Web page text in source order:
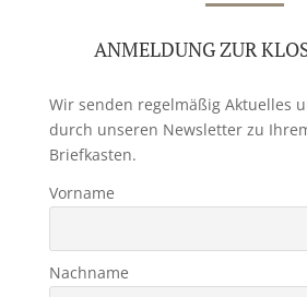
ANMELDUNG ZUR
Wir senden regelmäßig Aktuelles
durch unseren Newsletter zu
Briefkasten.
Vorname
Nachname